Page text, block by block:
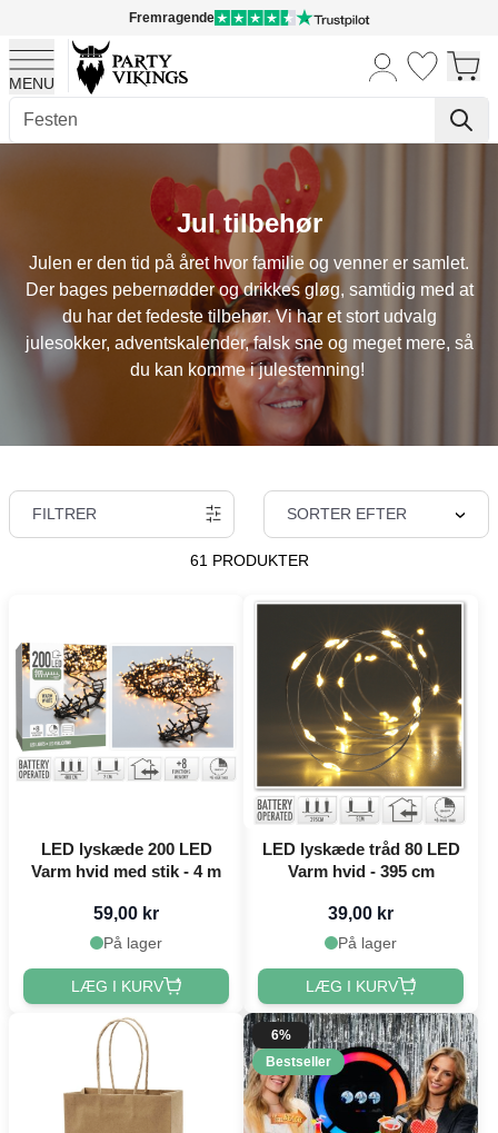
Fremragende
MENU
Jul tilbehør
Julen er den tid på året hvor familie og venner er samlet.
Der bages pebernødder og drikkes gløg, samtidig med at
du har det fedeste tilbehør. Vi har et stort udvalg
julesokker, adventskalender, falsk sne og meget mere, så
du kan komme i julestemning!
FILTRER SORTER EFTER
61 PRODUKTER
LED lyskæde 200 LED
Varm hvid med stik - 4 m
59,00 kr
På lager
LÆG I KURV
LED lyskæde tråd 80 LED
Varm hvid - 395 cm
39,00 kr
På lager
LÆG I KURV
6%
Bestseller